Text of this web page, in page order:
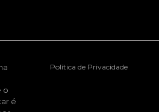
o
é
Política de Privacidade